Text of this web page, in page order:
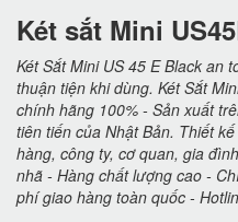
Két sắt Mini
Két Sắt Mini US 45 E Black an
thuận tiện khi dùng. Két Sắt
chính hãng 100% - Sản xuất
tiên tiến của Nhật Bản. Thiết
hàng, công ty, cơ quan, gia
nhã - Hàng chất lượng cao -
phí giao hàng toàn quốc -